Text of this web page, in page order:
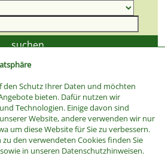
den Schutz Ihrer Daten und möchten
bieten. Dafür nutzen wir
Technologien. Einige davon sind
Website, andere verwenden wir nur
um diese Website für Sie zu verbessern.
den verwendeten Cookies finden Sie
in unseren Datenschutzhinweisen.